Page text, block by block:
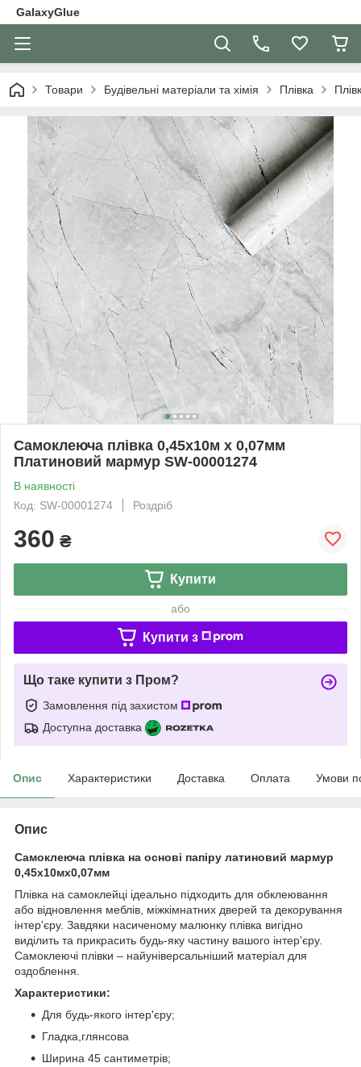
GalaxyGlue
Товари Будівельні матеріали та хімія Плівка
Самоклеюча плівка 0,45х10м х 0,07мм
Платиновий мармур SW-00001274
В наявності
Код: SW-00001274
Роздріб
360 ₴
Купити
або
Купити з
Що таке купити з Пром?
Замовлення під захистом
Доступна доставка
Опис Характеристики Доставка Оплата Умови
Опис
Самоклеюча плівка на основі папіру латиновий мармур
0,45х10мх0,07мм
Плівка на самоклейці ідеально підходить для обклеювання
або відновлення меблів, міжкімнатних дверей та декорування
інтер'єру. Завдяки насиченому малюнку плівка вигідно
виділить та прикрасить будь-яку частину вашого інтер'єру.
Самоклеючі плівки – найуніверсальніший матеріал для
оздоблення.
Характеристики:
Для будь-якого інтер'єру;
Гладка,глянсова
Ширина 45 сантиметрів;